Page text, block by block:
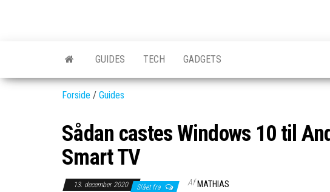
online.dk
GEAR
og
nyeste
GUIDES TECH GADGETS
Forside / Guides
Sådan castes Windows 10 til
Smart TV
13. december 2020 Slået fra Af MATHIAS